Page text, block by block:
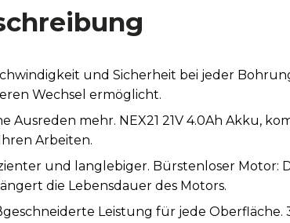
und Sicherheit bei jeder
Wechsel ermöglicht.
Ausreden mehr. NEX21 21V 4.0Ah Akku,
Arbeiten.
und langlebiger. Bürstenloser Motor:
die Lebensdauer des Motors.
Leistung für jede Oberfläche.